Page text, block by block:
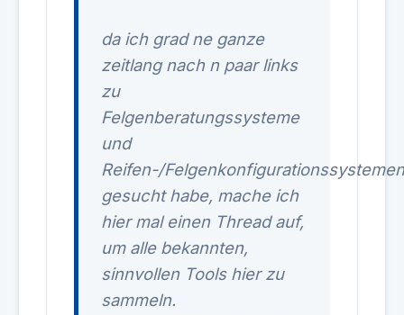
da ich grad ne ganze
zeitlang nach n paar links
zu
Felgenberatungssysteme
und
Reifen-/Felgenkonfigurationssystemen
gesucht habe, mache ich
hier mal einen Thread auf,
um alle bekannten,
sinnvollen Tools hier zu
sammeln.